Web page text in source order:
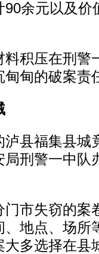
余元以及价
积压在刑警
甸甸的破案
县福集县城
刑警一中队
市失窃的案
地点、场所
多选择在县